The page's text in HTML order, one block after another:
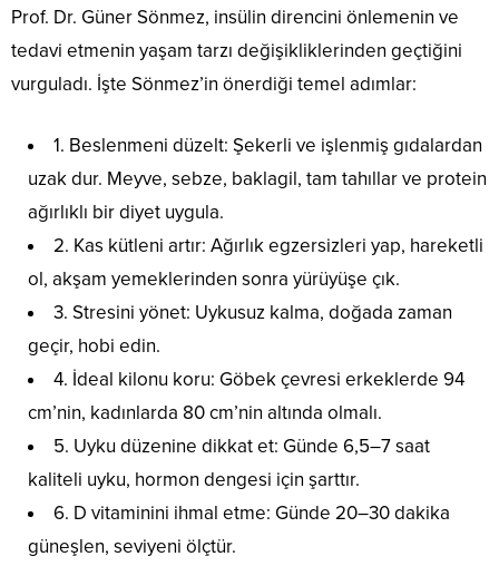
Prof. Dr. Güner Sönmez, insülin direncini önlemenin ve
tedavi etmenin yaşam tarzı değişikliklerinden geçtiğini
vurguladı. İşte Sönmez’in önerdiği temel adımlar:
1. Beslenmeni düzelt: Şekerli ve işlenmiş gıdalardan
uzak dur. Meyve, sebze, baklagil, tam tahıllar ve protein
ağırlıklı bir diyet uygula.
2. Kas kütleni artır: Ağırlık egzersizleri yap, hareketli
ol, akşam yemeklerinden sonra yürüyüşe çık.
3. Stresini yönet: Uykusuz kalma, doğada zaman
geçir, hobi edin.
4. İdeal kilonu koru: Göbek çevresi erkeklerde 94
cm’nin, kadınlarda 80 cm’nin altında olmalı.
5. Uyku düzenine dikkat et: Günde 6,5–7 saat
kaliteli uyku, hormon dengesi için şarttır.
6. D vitaminini ihmal etme: Günde 20–30 dakika
güneşlen, seviyeni ölçtür.